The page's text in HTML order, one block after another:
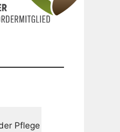
Pflege